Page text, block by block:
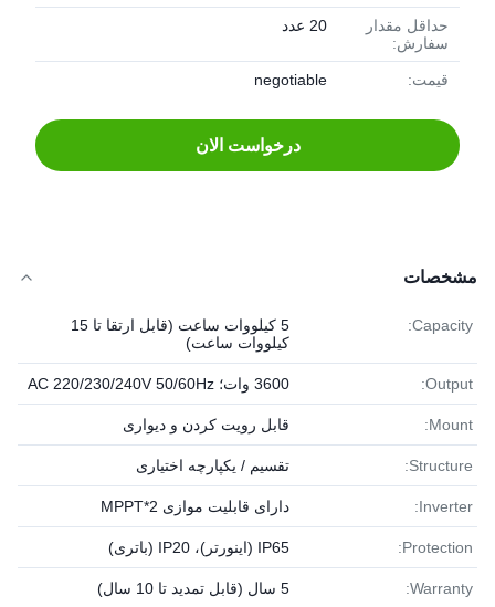
حداقل مقدار
سفارش:
20 عدد
قیمت: negotiable
درخواست الان
مشخصات
Capacity:
5 کیلووات ساعت (قابل ارتقا تا 15
کیلووات ساعت)
Output: 3600 وات؛ AC 220/230/240V 50/60Hz
Mount: قابل رویت کردن و دیواری
Structure: تقسیم / یکپارچه اختیاری
Inverter: دارای قابلیت موازی 2*MPPT
Protection: IP65 (اینورتر)، IP20 (باتری)
Warranty: 5 سال (قابل تمدید تا 10 سال)